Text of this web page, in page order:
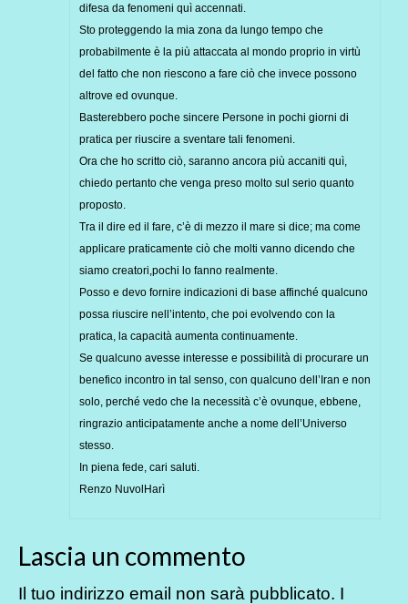
difesa da fenomeni quì accennati.
Sto proteggendo la mia zona da lungo tempo che
probabilmente è la più attaccata al mondo proprio in virtù
del fatto che non riescono a fare ciò che invece possono
altrove ed ovunque.
Basterebbero poche sincere Persone in pochi giorni di
pratica per riuscire a sventare tali fenomeni.
Ora che ho scritto ciò, saranno ancora più accaniti quì,
chiedo pertanto che venga preso molto sul serio quanto
proposto.
Tra il dire ed il fare, c’è di mezzo il mare si dice; ma come
applicare praticamente ciò che molti vanno dicendo che
siamo creatori,pochi lo fanno realmente.
Posso e devo fornire indicazioni di base affinché qualcuno
possa riuscire nell’intento, che poi evolvendo con la
pratica, la capacità aumenta continuamente.
Se qualcuno avesse interesse e possibilità di procurare un
benefico incontro in tal senso, con qualcuno dell’Iran e non
solo, perché vedo che la necessità c’è ovunque, ebbene,
ringrazio anticipatamente anche a nome dell’Universo
stesso.
In piena fede, cari saluti.
Renzo NuvolHarì
Lascia un commento
Il tuo indirizzo email non sarà pubblicato. I